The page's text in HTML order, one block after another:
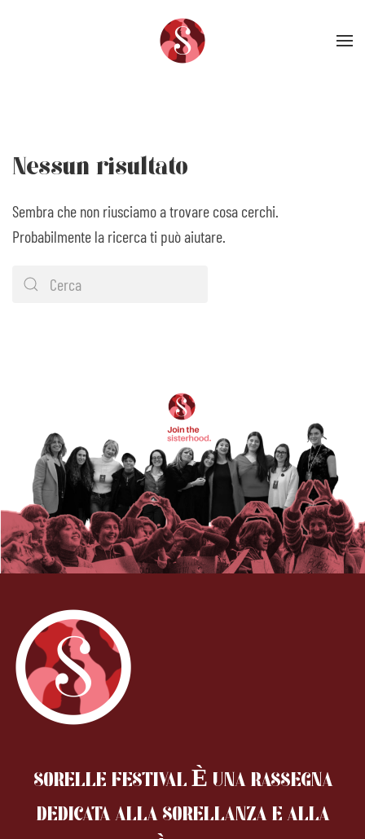
Skip to main content
Nessun risultato
Sembra che non riusciamo a trovare cosa cerchi.
Probabilmente la ricerca ti può aiutare.
SORELLE FESTIVAL È UNA RASSEGNA
DEDICATA ALLA SORELLANZAE ALLA